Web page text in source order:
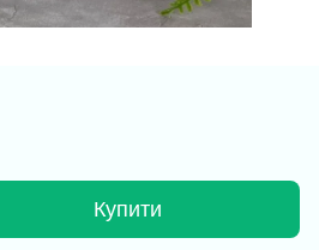
Купити